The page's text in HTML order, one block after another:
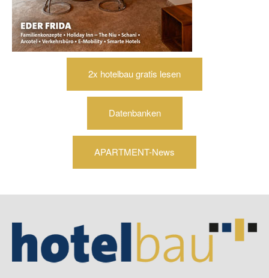
2x hotelbau gratis lesen
Datenbanken
APARTMENT-News